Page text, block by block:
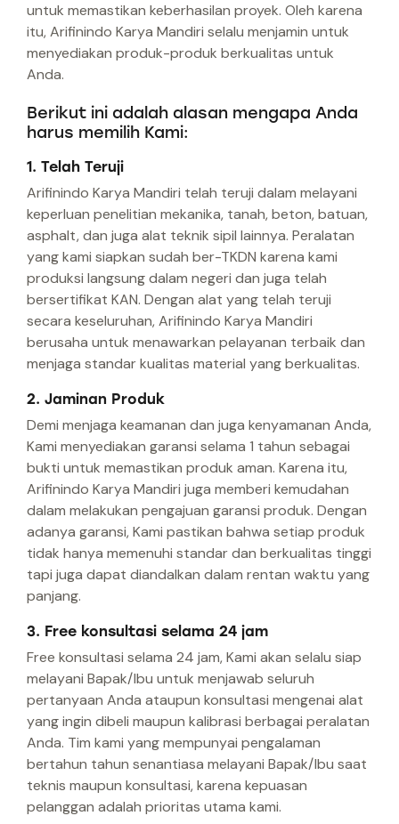
untuk memastikan keberhasilan proyek. Oleh karena
itu, Arifinindo Karya Mandiri selalu menjamin untuk
menyediakan produk-produk berkualitas untuk
Anda.
Berikut ini adalah alasan mengapa Anda
harus memilih Kami:
1. Telah Teruji
Arifinindo Karya Mandiri telah teruji dalam melayani
keperluan penelitian mekanika, tanah, beton, batuan,
asphalt, dan juga alat teknik sipil lainnya. Peralatan
yang kami siapkan sudah ber-TKDN karena kami
produksi langsung dalam negeri dan juga telah
bersertifikat KAN. Dengan alat yang telah teruji
secara keseluruhan, Arifinindo Karya Mandiri
berusaha untuk menawarkan pelayanan terbaik dan
menjaga standar kualitas material yang berkualitas.
2. Jaminan Produk
Demi menjaga keamanan dan juga kenyamanan Anda,
Kami menyediakan garansi selama 1 tahun sebagai
bukti untuk memastikan produk aman. Karena itu,
Arifinindo Karya Mandiri juga memberi kemudahan
dalam melakukan pengajuan garansi produk. Dengan
adanya garansi, Kami pastikan bahwa setiap produk
tidak hanya memenuhi standar dan berkualitas tinggi
tapi juga dapat diandalkan dalam rentan waktu yang
panjang.
3. Free konsultasi selama 24 jam
Free konsultasi selama 24 jam, Kami akan selalu siap
melayani Bapak/Ibu untuk menjawab seluruh
pertanyaan Anda ataupun konsultasi mengenai alat
yang ingin dibeli maupun kalibrasi berbagai peralatan
Anda. Tim kami yang mempunyai pengalaman
bertahun tahun senantiasa melayani Bapak/Ibu saat
teknis maupun konsultasi, karena kepuasan
pelanggan adalah prioritas utama kami.